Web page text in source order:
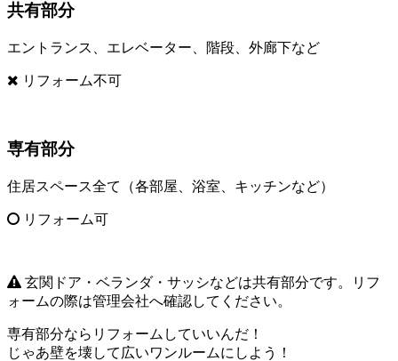
共有部分
エントランス、エレベーター、階段、外廊下など
リフォーム不可
専有部分
住居スペース全て（各部屋、浴室、キッチンなど）
リフォーム可
玄関ドア・ベランダ・サッシなどは共有部分です。リフ
ォームの際は管理会社へ確認してください。
専有部分ならリフォームしていいんだ！
じゃあ壁を壊して広いワンルームにしよう！